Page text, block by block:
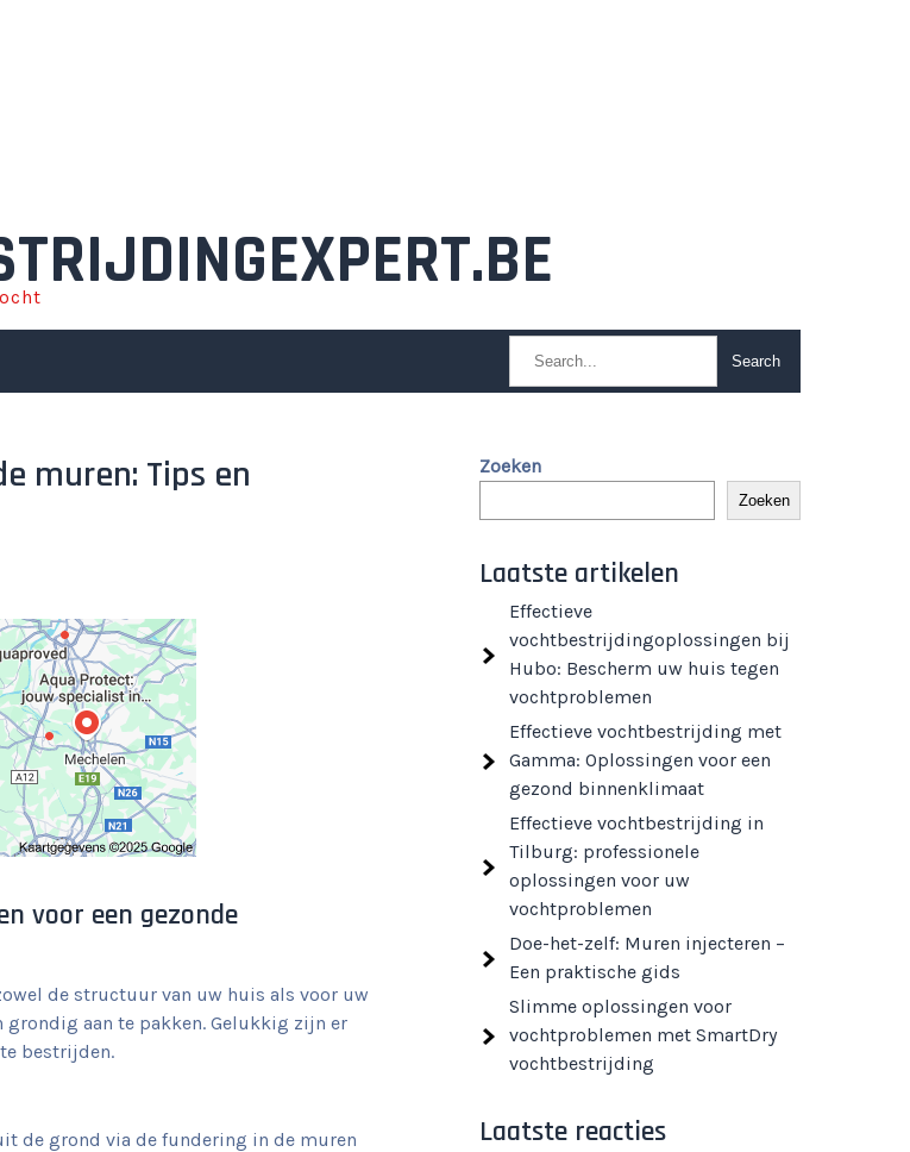
muren: Tips en
voor een gezonde
de structuur van uw huis als voor uw
aan te pakken. Gelukkig zijn er
bestrijden.
de grond via de fundering in de muren
Zoeken
Zoeken
Laatste artikelen
Effectieve
vochtbestrijdingoplossingen bij
Hubo: Bescherm uw huis tegen
vochtproblemen
Effectieve vochtbestrijding met
Gamma: Oplossingen voor een
gezond binnenklimaat
Effectieve vochtbestrijding in
Tilburg: professionele
oplossingen voor uw
vochtproblemen
Doe-het-zelf: Muren injecteren –
Een praktische gids
Slimme oplossingen voor
vochtproblemen met SmartDry
vochtbestrijding
Laatste reacties